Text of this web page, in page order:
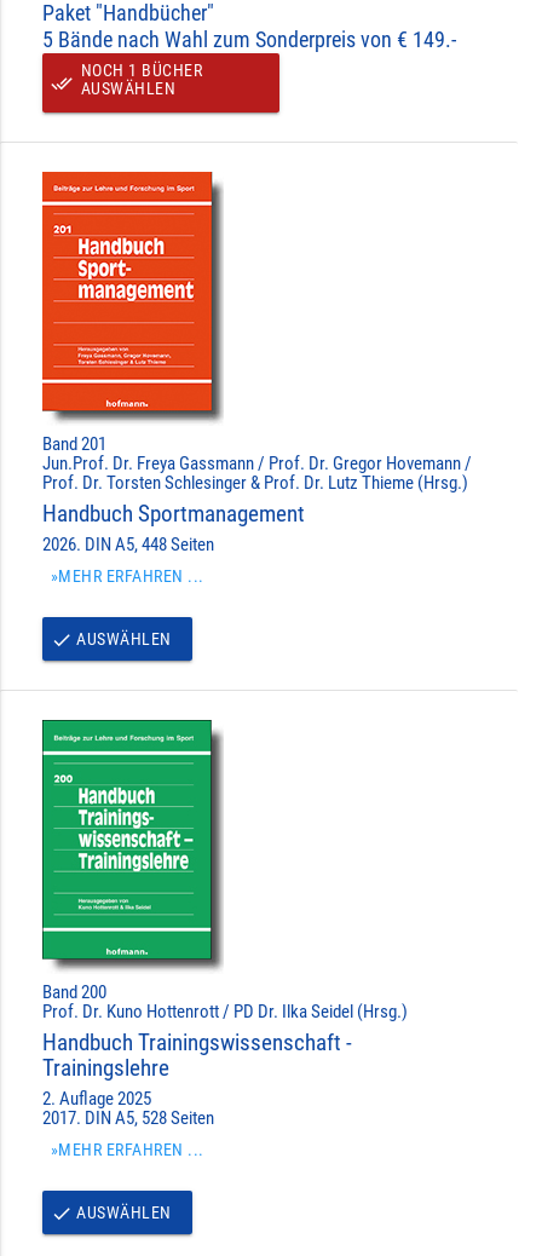
Paket "Handbücher"
5 Bände nach Wahl zum Sonderpreis von € 149.-
done_all
NOCH 1 BÜCHER
AUSWÄHLEN
Band 201
Jun.Prof. Dr. Freya Gassmann / Prof. Dr. Gregor Hovemann /
Prof. Dr. Torsten Schlesinger & Prof. Dr. Lutz Thieme (Hrsg.)
Handbuch Sportmanagement
2026. DIN A5, 448 Seiten
»MEHR ERFAHREN ...
done AUSWÄHLEN
Band 200
Prof. Dr. Kuno Hottenrott / PD Dr. Ilka Seidel (Hrsg.)
Handbuch Trainingswissenschaft -
Trainingslehre
2. Auflage 2025
2017. DIN A5, 528 Seiten
»MEHR ERFAHREN ...
done AUSWÄHLEN